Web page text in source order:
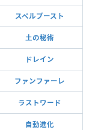
スペルブースト
土の秘術
ドレイン
ファンファーレ
ラストワード
自動進化